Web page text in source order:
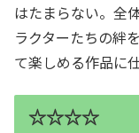
はたまらない。全
ラクターたちの絆
て楽しめる作品に
☆☆☆☆